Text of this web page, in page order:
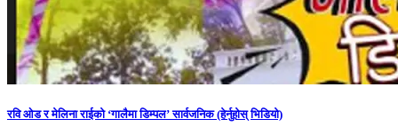
रवि ओड र मेलिना राईको ‘गालैमा डिम्पल’ सार्वजनिक (हेर्नुहोस् भिडियो)